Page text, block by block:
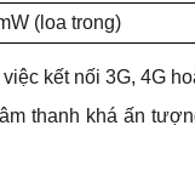
(loa trong)
kết nối 3G, 4G
thanh khá ấn